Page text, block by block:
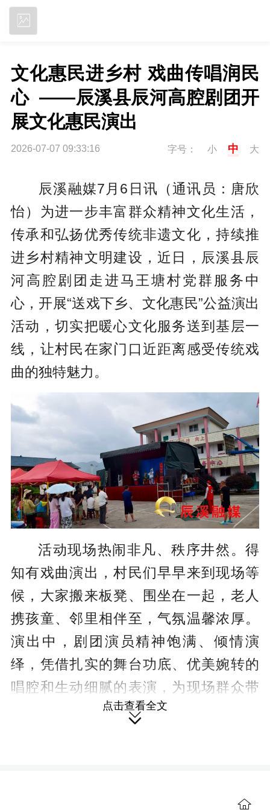
文化惠民进乡村 戏曲传唱润民
心  ——辰溪县辰河高腔剧团开
展文化惠民演出
2026-07-07 09:33:16 字号： 小 中 大
辰溪融媒7月6日讯（通讯员：唐欣
怡）为进一步丰富群众精神文化生活，
传承和弘扬优秀传统非遗文化，持续推
进乡村精神文明建设，近日，辰溪县辰
河高腔剧团走进马王塘村党群服务中
心，开展“送戏下乡、文化惠民”公益演出
活动，切实把暖心文化服务送到基层一
线，让村民在家门口近距离感受传统戏
曲的独特魅力。
活动现场热闹非凡、秩序井然。得
知有戏曲演出，村民们早早来到现场等
候，大家搬来板凳、围坐在一起，老人
携孩童、邻里相伴至，气氛温馨浓厚。
演出中，剧团演员精神饱满、倾情演
绎，凭借扎实的舞台功底、优美婉转的
唱腔和生动细腻的表演，为现场群众带
来一段段经典精彩的辰河高腔选段。原
点击查看全文
